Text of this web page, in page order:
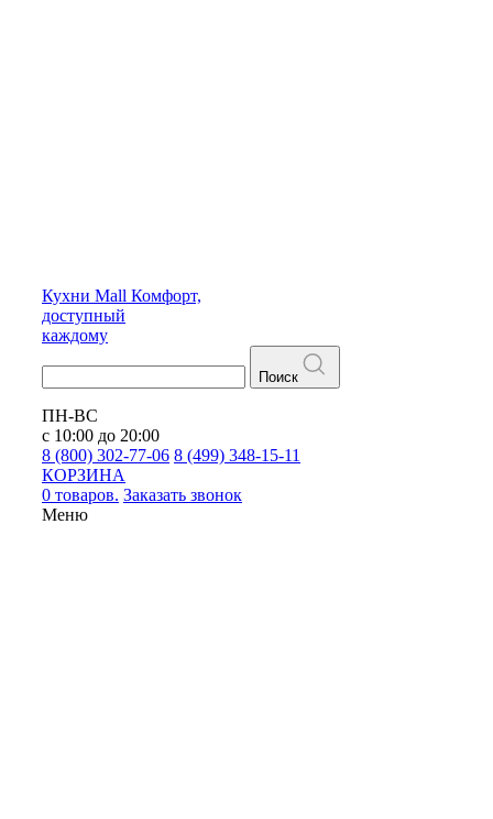
Кухни Mall Комфорт,
доступный
каждому
Поиск
ПН-ВС
с 10:00 до 20:00
8 (800) 302-77-06 8 (499) 348-15-11
КОРЗИНА
0 товаров. Заказать звонок
Меню